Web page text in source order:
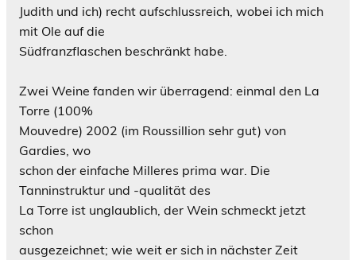
Judith und ich) recht aufschlussreich, wobei ich mich
mit Ole auf die
Südfranzflaschen beschränkt habe.
Zwei Weine fanden wir überragend: einmal den La
Torre (100%
Mouvedre) 2002 (im Roussillion sehr gut) von
Gardies, wo
schon der einfache Milleres prima war. Die
Tanninstruktur und -qualität des
La Torre ist unglaublich, der Wein schmeckt jetzt
schon
ausgezeichnet; wie weit er sich in nächster Zeit